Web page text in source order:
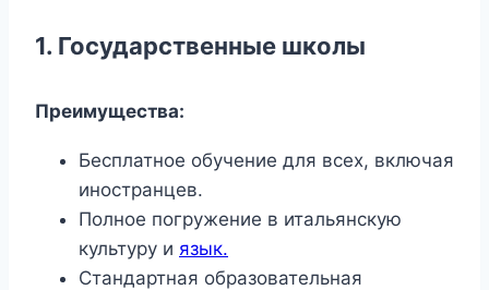
1. Государственные школы
Преимущества:
Бесплатное обучение для всех, включая
иностранцев.
Полное погружение в итальянскую
культуру и язык.
Стандартная образовательная